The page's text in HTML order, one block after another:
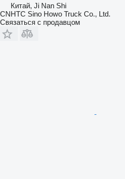
Китай, Ji Nan Shi
CNHTC Sino Howo Truck Co., Ltd.
Связаться с продавцом